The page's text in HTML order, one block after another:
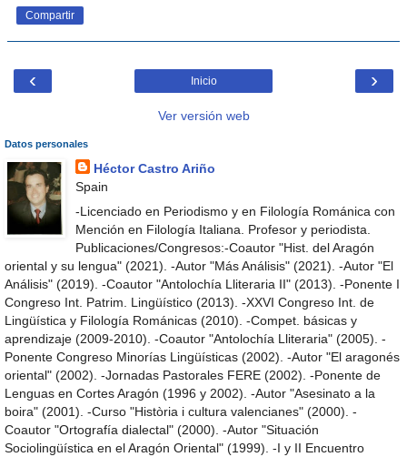
Compartir
‹ ›
Inicio
Ver versión web
Datos personales
Héctor Castro Ariño
Spain
-Licenciado en Periodismo y en Filología Románica con
Mención en Filología Italiana. Profesor y periodista.
Publicaciones/Congresos:-Coautor "Hist. del Aragón
oriental y su lengua" (2021). -Autor "Más Análisis" (2021). -Autor "El
Análisis" (2019). -Coautor "Antolochía Lliteraria II" (2013). -Ponente I
Congreso Int. Patrim. Lingüístico (2013). -XXVI Congreso Int. de
Lingüística y Filología Románicas (2010). -Compet. básicas y
aprendizaje (2009-2010). -Coautor "Antolochía Lliteraria" (2005). -
Ponente Congreso Minorías Lingüísticas (2002). -Autor "El aragonés
oriental" (2002). -Jornadas Pastorales FERE (2002). -Ponente de
Lenguas en Cortes Aragón (1996 y 2002). -Autor "Asesinato a la
boira" (2001). -Curso "Història i cultura valencianes" (2000). -
Coautor "Ortografía dialectal" (2000). -Autor "Situación
Sociolingüística en el Aragón Oriental" (1999). -I y II Encuentro